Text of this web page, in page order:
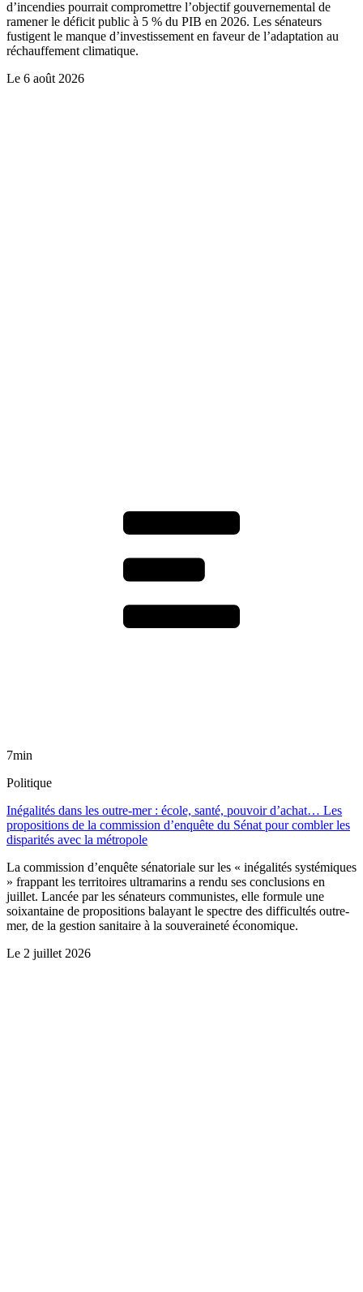
d’incendies pourrait compromettre l’objectif gouvernemental de
ramener le déficit public à 5 % du PIB en 2026. Les sénateurs
fustigent le manque d’investissement en faveur de l’adaptation au
réchauffement climatique.
Le 6 août 2026
7min
Politique
Inégalités dans les outre-mer : école, santé, pouvoir d’achat… Les
propositions de la commission d’enquête du Sénat pour combler les
disparités avec la métropole
La commission d’enquête sénatoriale sur les « inégalités systémiques
» frappant les territoires ultramarins a rendu ses conclusions en
juillet. Lancée par les sénateurs communistes, elle formule une
soixantaine de propositions balayant le spectre des difficultés outre-
mer, de la gestion sanitaire à la souveraineté économique.
Le 2 juillet 2026